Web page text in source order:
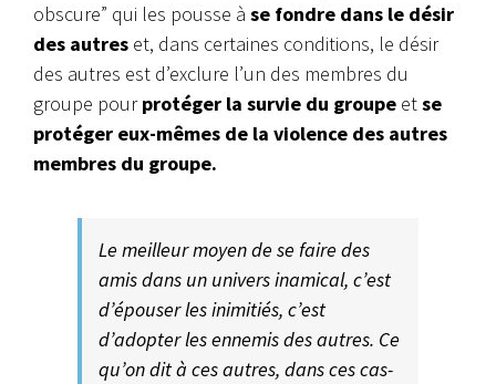
obscure” qui les pousse à se fondre dans le désir
des autres et, dans certaines conditions, le désir
des autres est d’exclure l’un des membres du
groupe pourprotéger la survie du groupe etse
protéger eux-mêmes de la violence des autres
membres du groupe.
Le meilleur moyen de se faire des
amis dans un univers inamical, c’est
d’épouser les inimitiés, c’est
d’adopter les ennemis des autres. Ce
qu’on dit à ces autres, dans ces cas-